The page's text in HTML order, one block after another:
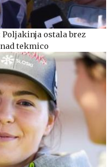
ostala brez
tekmico